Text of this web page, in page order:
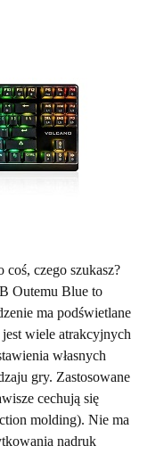
coś, czego szukasz?
Outemu Blue to
ma podświetlane
wiele atrakcyjnych
własnych
gry. Zastosowane
cechują się
molding). Nie ma
nadruk